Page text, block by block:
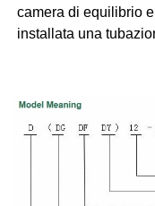
camera di equilibrio
installata una